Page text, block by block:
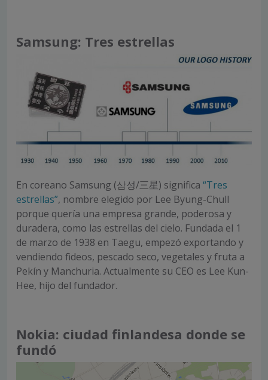
Samsung: Tres estrellas
En coreano Samsung (삼성/三星) significa “Tres
estrellas”, nombre elegido por Lee Byung-Chull
porque quería una empresa grande, poderosa y
duradera, como las estrellas del cielo. Fundada el 1
de marzo de 1938 en Taegu, empezó exportando y
vendiendo fideos, pescado seco, vegetales y fruta a
Pekín y Manchuria. Actualmente su CEO es Lee Kun-
Hee, hijo del fundador.
Nokia: ciudad finlandesa donde se
fundó